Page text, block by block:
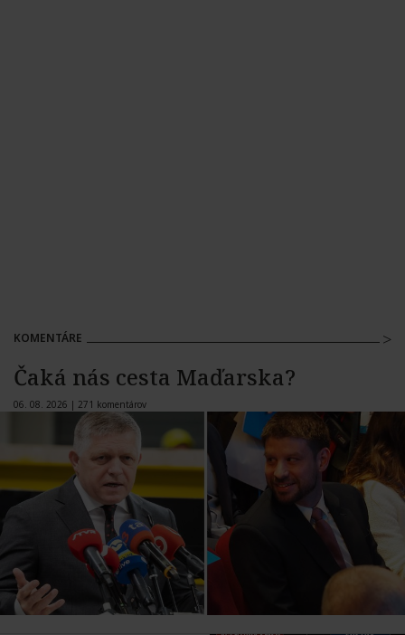
KOMENTÁRE
Čaká nás cesta Maďarska?
06. 08. 2026 | 271 komentárov